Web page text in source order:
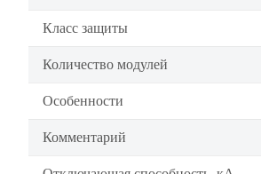
Класс защиты
Количество модулей
Особенности
Комментарий